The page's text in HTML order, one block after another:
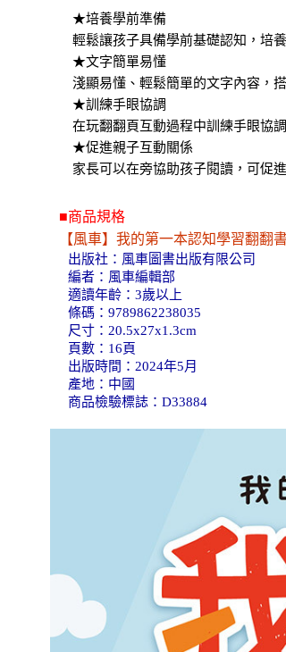
★培養學前準備
輕鬆讓孩子具備學前基礎認知，培
★文字簡單易懂
淺顯易懂、輕鬆簡單的文字內容，
★訓練手眼協調
在玩翻翻頁互動過程中訓練手眼協
★促進親子互動關係
家長可以在旁協助孩子閱讀，可促
■商品規格
【風車】我的第一本認知學習翻翻
出版社：風車圖書出版有限公司
編者：風車編輯部
適讀年齡：3歲以上
條碼：9789862238035
尺寸：20.5x27x1.3cm
頁數：16頁
出版時間：2024年5月
產地：中國
商品檢驗標誌：D33884